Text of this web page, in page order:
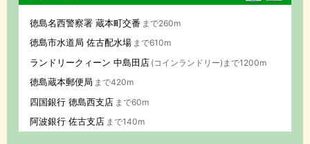
徳島名西警察署 蔵本町交番 まで260m
徳島市水道局 佐古配水場 まで610m
ランドリークィーン 中島田店 (コインランドリー)まで1200m
徳島蔵本郵便局 まで420m
四国銀行 徳島西支店 まで60m
阿波銀行 佐古支店 まで140m